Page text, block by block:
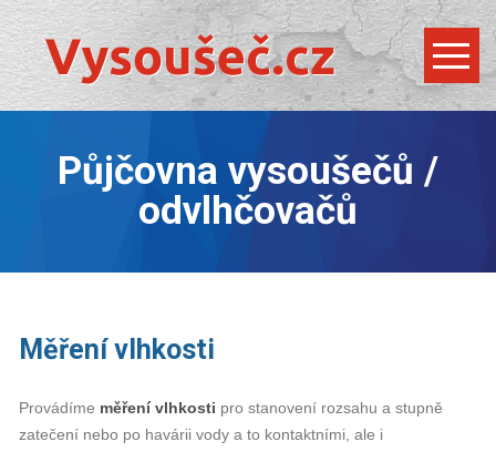
Půjčovna vysoušečů /
odvlhčovačů
Měření vlhkosti
Provádíme měření vlhkosti pro stanovení rozsahu a stupně
zatečení nebo po havárii vody a to kontaktními, ale i